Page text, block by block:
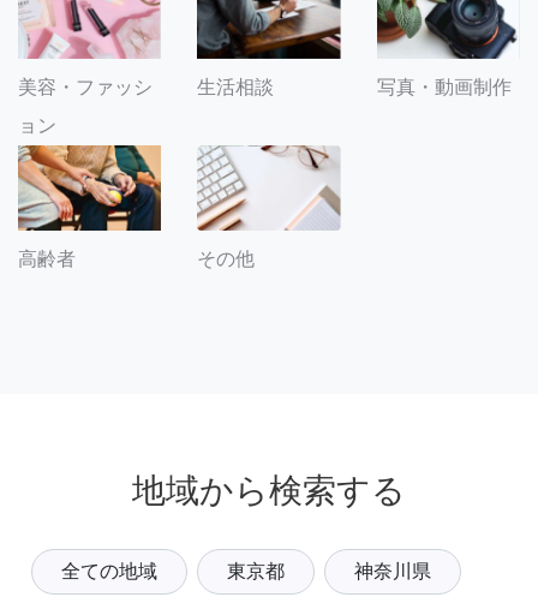
美容・ファッシ
ョン
生活相談 写真・動画制作
高齢者 その他
地域から検索する
全ての地域 東京都 神奈川県